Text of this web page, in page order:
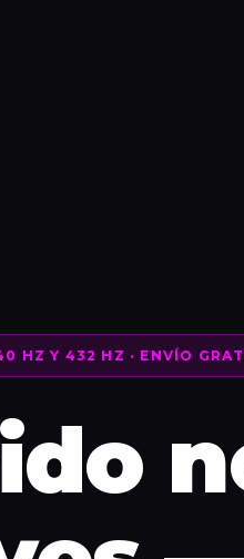
HZ Y 432 HZ · ENVÍO